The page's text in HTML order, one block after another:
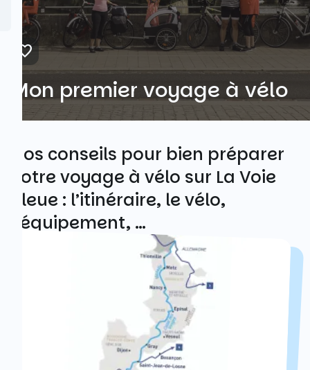
Mon premier voyage à vélo
Nos conseils pour bien préparer
votre voyage à vélo sur La Voie
Bleue : l’itinéraire, le vélo,
l’équipement, …